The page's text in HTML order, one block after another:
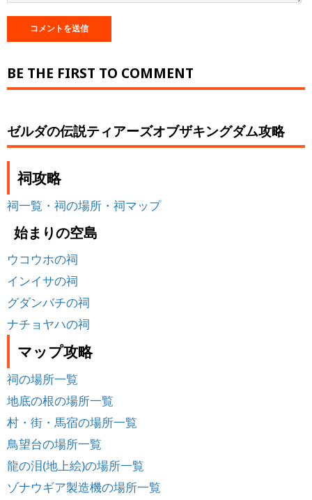
BE THE FIRST TO COMMENT
ゼルダの伝説ティアーズオブザキングダム攻略
祠攻略
祠一覧・祠の場所・祠マップ
始まりの空島
ウコウホの祠
インイサの祠
グダンバチの祠
ナチョヤハの祠
マップ攻略
祠の場所一覧
地底の根の場所一覧
村・街・馬宿の場所一覧
鳥望台の場所一覧
龍の泪(地上絵)の場所一覧
ゾナウギア製造機の場所一覧